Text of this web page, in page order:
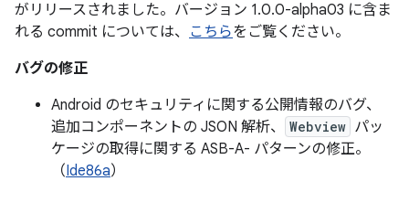
がリリースされました。バージョン 1.0.0-alpha03 に含ま
れる commit については、 こちらをご覧ください。
バグの修正
Android のセキュリティに関する公開情報のバグ、
追加コンポーネントの JSON 解析、
Webview パッ
ケージの取得に関する ASB-A- パターンの修正。
（Ide86a）